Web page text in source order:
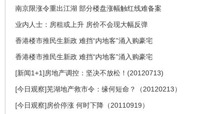
南京限涨令重出江湖 部分楼盘涨幅触红线难备案
业内人士：房租或上升 房价不会现大幅反弹
香港楼市推民生新政 难挡“内地客”涌入购豪宅
香港楼市推民生新政 难挡“内地客”涌入购豪宅
[新闻1+1]房地产调控：坚决不放松！(20120713)
[今日观察]芜湖地产救市令：缘何短命？（20120213）
[今日观察]房价停涨 何时下降（20110919）